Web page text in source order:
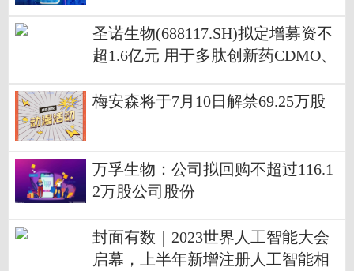
圣诺生物(688117.SH)拟定增募资不
超1.6亿元 用于多肽创新药CDMO、
梅安森将于7月10日解禁69.25万股
万孚生物：公司拟回购不超过116.1
2万股公司股份
封面有数｜2023世界人工智能大会
启幕，上半年新增注册人工智能相